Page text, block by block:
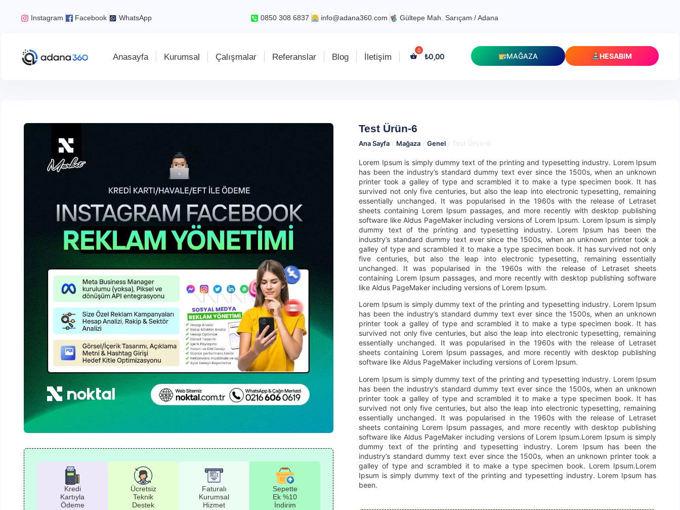
Instagram Facebook WhatsApp 0850 308 6837 info@adana360.com Gültepe Mah. Sarıçam / Adana
Anasayfa Kurumsal Çalışmalar Referanslar Blog İletişim ₺0,00 MAĞAZA HESABIM
Kredi
Kartıyla
Ödeme
Ücretsiz
Teknik
Destek
Faturalı
Kurumsal
Hizmet
Sepette
Ek %10
İndirim
Test Ürün-6
Ana Sayfa / Mağaza /Genel / Test Ürün-6
Lorem Ipsum is simply dummy text of the printing and typesetting industry. Lorem Ipsum
has been the industry’s standard dummy text ever since the 1500s, when an unknown
printer took a galley of type and scrambled it to make a type specimen book. It has
survived not only five centuries, but also the leap into electronic typesetting, remaining
essentially unchanged. It was popularised in the 1960s with the release of Letraset
sheets containing Lorem Ipsum passages, and more recently with desktop publishing
software like Aldus PageMaker including versions of Lorem Ipsum. Lorem Ipsum is simply
dummy text of the printing and typesetting industry. Lorem Ipsum has been the
industry’s standard dummy text ever since the 1500s, when an unknown printer took a
galley of type and scrambled it to make a type specimen book. It has survived not only
five centuries, but also the leap into electronic typesetting, remaining essentially
unchanged. It was popularised in the 1960s with the release of Letraset sheets
containing Lorem Ipsum passages, and more recently with desktop publishing software
like Aldus PageMaker including versions of Lorem Ipsum.
Lorem Ipsum is simply dummy text of the printing and typesetting industry. Lorem Ipsum
has been the industry’s standard dummy text ever since the 1500s, when an unknown
printer took a galley of type and scrambled it to make a type specimen book. It has
survived not only five centuries, but also the leap into electronic typesetting, remaining
essentially unchanged. It was popularised in the 1960s with the release of Letraset
sheets containing Lorem Ipsum passages, and more recently with desktop publishing
software like Aldus PageMaker including versions of Lorem Ipsum.
Lorem Ipsum is simply dummy text of the printing and typesetting industry. Lorem Ipsum
has been the industry’s standard dummy text ever since the 1500s, when an unknown
printer took a galley of type and scrambled it to make a type specimen book. It has
survived not only five centuries, but also the leap into electronic typesetting, remaining
essentially unchanged. It was popularised in the 1960s with the release of Letraset
sheets containing Lorem Ipsum passages, and more recently with desktop publishing
software like Aldus PageMaker including versions of Lorem Ipsum.Lorem Ipsum is simply
dummy text of the printing and typesetting industry. Lorem Ipsum has been the
industry’s standard dummy text ever since the 1500s, when an unknown printer took a
galley of type and scrambled it to make a type specimen book. Lorem Ipsum.Lorem
Ipsum is simply dummy text of the printing and typesetting industry. Lorem Ipsum has
been.